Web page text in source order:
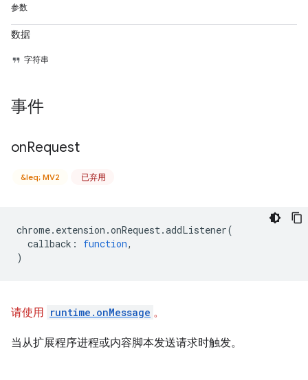
参数
数据
字符串
事件
onRequest
&leq; MV2 已弃用
chrome. extension .onRequest.addListener(
callback : function,
)
请使用 runtime.onMessage 。
当从扩展程序进程或内容脚本发送请求时触发。